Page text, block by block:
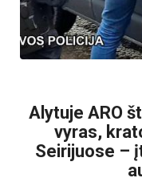
Alytuje ARO
vyras,
Seirijuose –